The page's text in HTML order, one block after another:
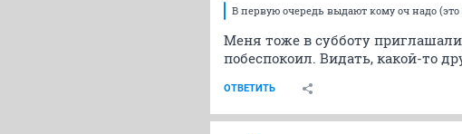
В первую очередь выдают кому оч надо
Меня тоже в субботу
побеспокоил. Видать, какой-то
ОТВЕТИТЬ